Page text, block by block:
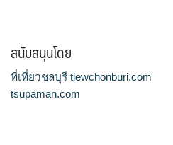
สนับสนุนโดย
ที่เที่ยวชลบุรี tiewchonburi.com
tsupaman.com